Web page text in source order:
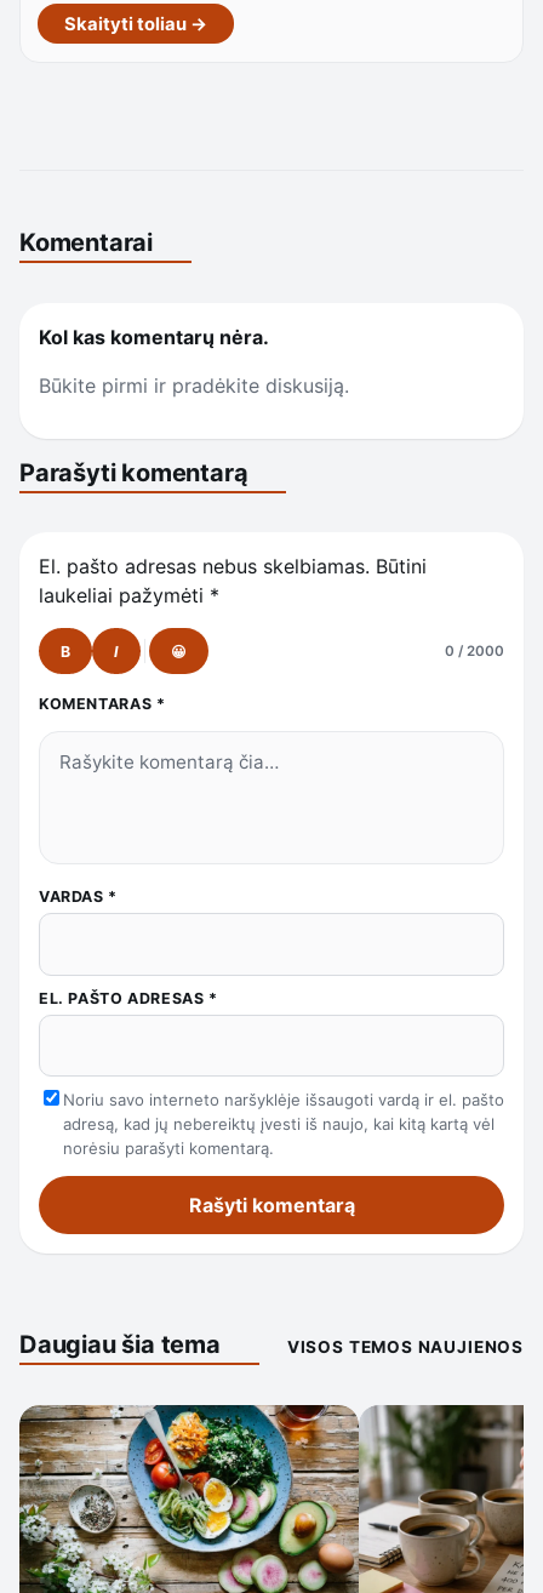
Skaityti toliau →
Komentarai
Kol kas komentarų nėra.
Būkite pirmi ir pradėkite diskusiją.
Parašyti komentarą
El. pašto adresas nebus skelbiamas. Būtini
laukeliai pažymėti *
B I 😀 0 / 2000
KOMENTARAS *
VARDAS *
EL. PAŠTO ADRESAS *
Noriu savo interneto naršyklėje išsaugoti vardą ir el. pašto
adresą, kad jų nebereiktų įvesti iš naujo, kai kitą kartą vėl
norėsiu parašyti komentarą.
Daugiau šia tema VISOS TEMOS NAUJIENOS